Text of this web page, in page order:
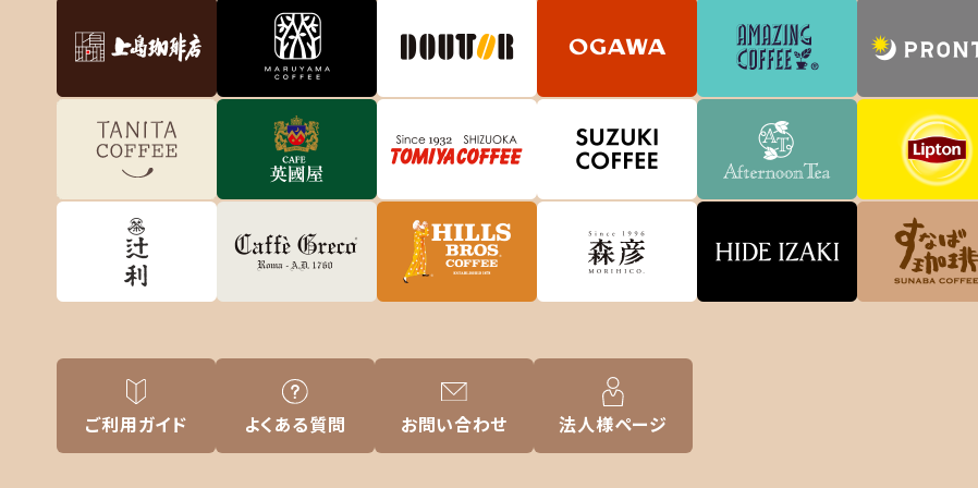
ご利用 ガイド よくある質問 お問い合わせ 法人様ページ